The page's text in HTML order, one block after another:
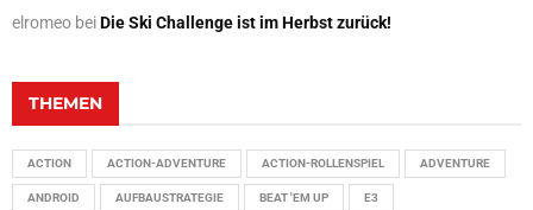
elromeo beiDie Ski Challenge ist im Herbst zurück!
THEMEN
ACTION ACTION-ADVENTURE ACTION-ROLLENSPIEL ADVENTURE
ANDROID AUFBAUSTRATEGIE BEAT 'EM UP E3